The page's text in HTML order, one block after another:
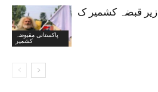
پاکستانی مقبوضہ
کشمیر